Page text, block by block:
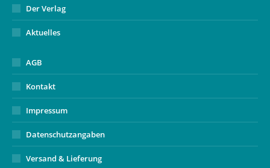
Der Verlag
Aktuelles
AGB
Kontakt
Impressum
Datenschutzangaben
Versand & Lieferung